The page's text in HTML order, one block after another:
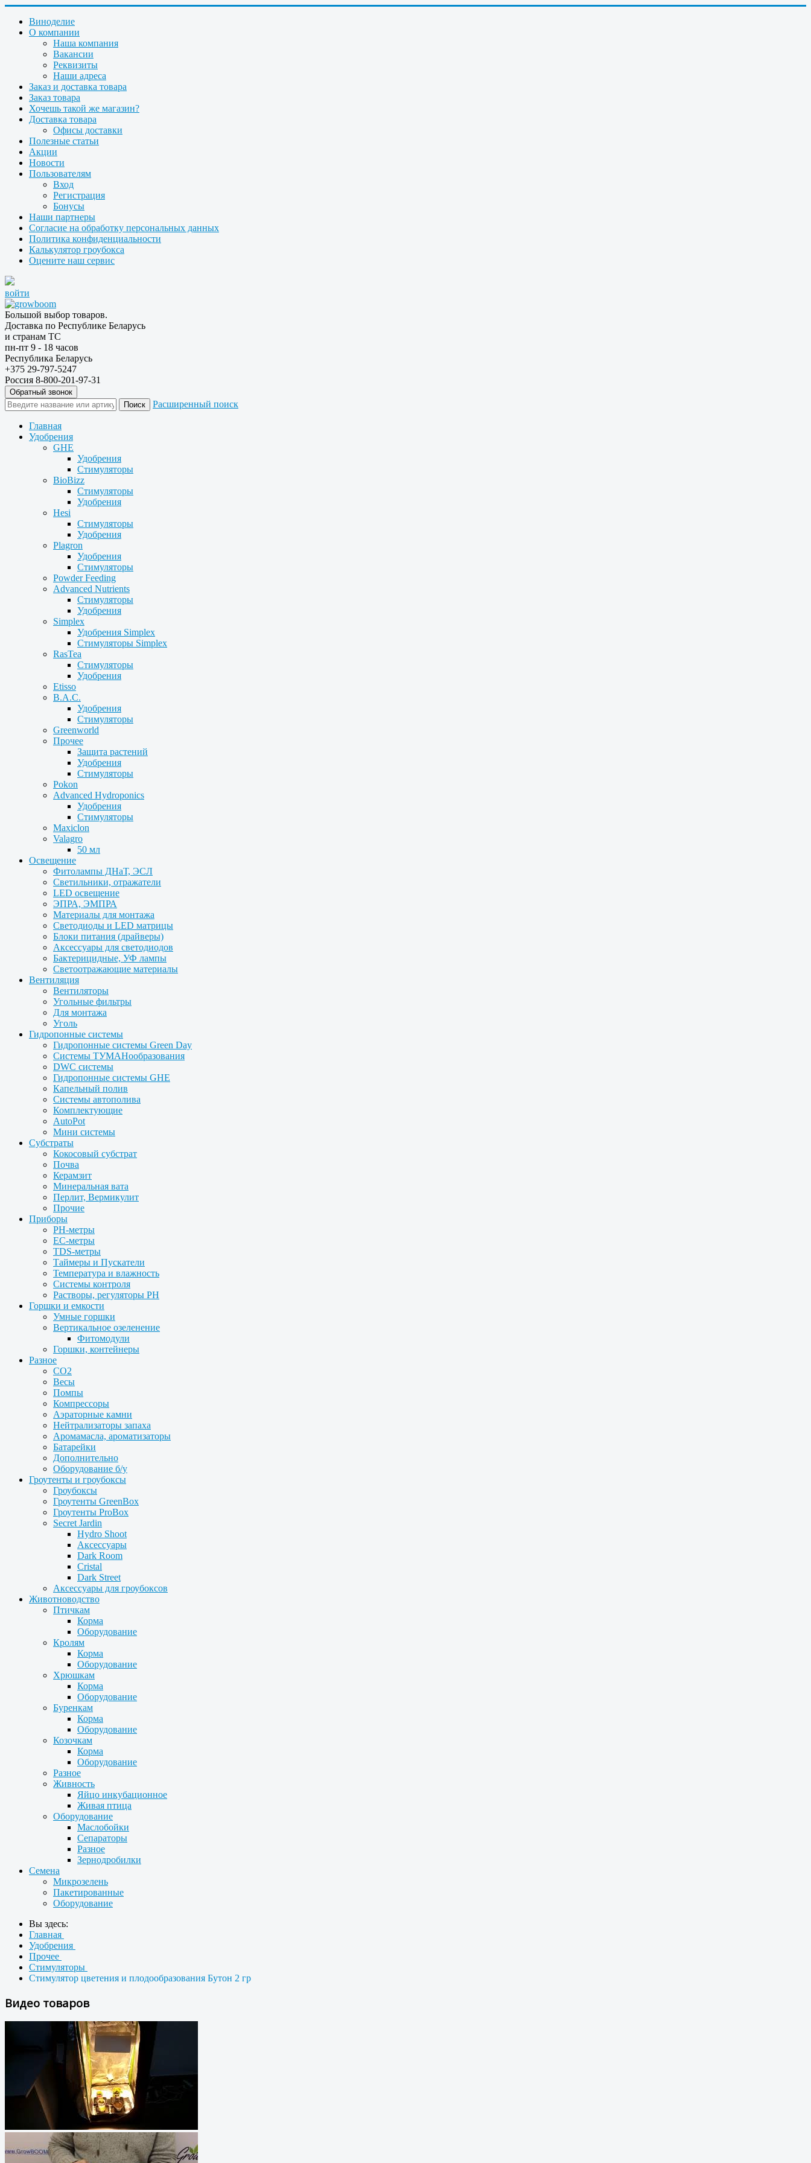
Виноделие
О компании
Наша компания
Вакансии
Реквизиты
Наши адреса
Заказ и доставка товара
Заказ товара
Хочешь такой же магазин?
Доставка товара
Офисы доставки
Полезные статьи
Акции
Новости
Пользователям
Вход
Регистрация
Бонусы
Наши партнеры
Согласие на обработку персональных данных
Политика конфиденциальности
Калькулятор гроубокса
Оцените наш сервис
войти
Большой выбор товаров.
Доставка по Республике Беларусь
и странам ТС
пн-пт 9 - 18 часов
Республика Беларусь
+375 29-797-5247
Россия 8-800-201-97-31
Обратный звонок
Расширенный поиск
Главная
Удобрения
GHE
Удобрения
Стимуляторы
BioBizz
Стимуляторы
Удобрения
Hesi
Стимуляторы
Удобрения
Plagron
Удобрения
Стимуляторы
Powder Feeding
Advanced Nutrients
Стимуляторы
Удобрения
Simplex
Удобрения Simplex
Стимуляторы Simplex
RasTea
Стимуляторы
Удобрения
Etisso
B.A.C.
Удобрения
Стимуляторы
Greenworld
Прочее
Защита растений
Удобрения
Стимуляторы
Pokon
Advanced Hydroponics
Удобрения
Стимуляторы
Maxiclon
Valagro
50 мл
Освещение
Фитолампы ДНаТ, ЭСЛ
Светильники, отражатели
LED освещение
ЭПРА, ЭМПРА
Материалы для монтажа
Светодиоды и LED матрицы
Блоки питания (драйверы)
Аксессуары для светодиодов
Бактерицидные, УФ лампы
Светоотражающие материалы
Вентиляция
Вентиляторы
Угольные фильтры
Для монтажа
Уголь
Гидропонные системы
Гидропонные системы Green Day
Системы ТУМАНообразования
DWC системы
Гидропонные системы GHE
Капельный полив
Системы автополива
Комплектующие
AutoPot
Мини системы
Субстраты
Кокосовый субстрат
Почва
Керамзит
Минеральная вата
Перлит, Вермикулит
Прочие
Приборы
PH-метры
EC-метры
TDS-метры
Таймеры и Пускатели
Температура и влажность
Системы контроля
Растворы, регуляторы PH
Горшки и емкости
Умные горшки
Вертикальное озеленение
Фитомодули
Горшки, контейнеры
Разное
CO2
Весы
Помпы
Компрессоры
Аэраторные камни
Нейтрализаторы запаха
Аромамасла, ароматизаторы
Батарейки
Дополнительно
Оборудование б/у
Гроутенты и гроубоксы
Гроубоксы
Гроутенты GreenBox
Гроутенты ProBox
Secret Jardin
Hydro Shoot
Аксессуары
Dark Room
Cristal
Dark Street
Аксессуары для гроубоксов
Животноводство
Птичкам
Корма
Оборудование
Кролям
Корма
Оборудование
Хрюшкам
Корма
Оборудование
Буренкам
Корма
Оборудование
Козочкам
Корма
Оборудование
Разное
Живность
Яйцо инкубационное
Живая птица
Оборудование
Маслобойки
Сепараторы
Разное
Зернодробилки
Семена
Микрозелень
Пакетированные
Оборудование
Вы здесь:
Главная
Удобрения
Прочее
Стимуляторы
Стимулятор цветения и плодообразования Бутон 2 гр
Видео товаров